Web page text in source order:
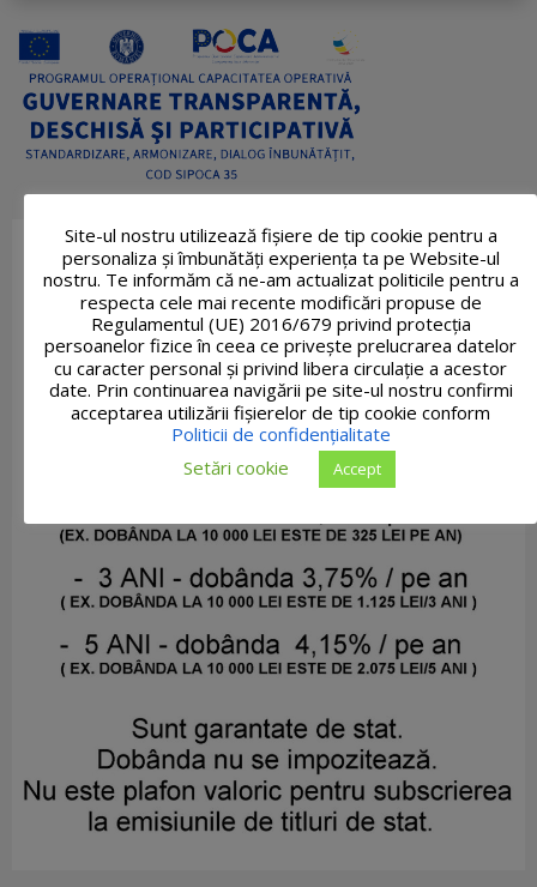
Site-ul nostru utilizează fişiere de tip cookie pentru a
personaliza și îmbunătăți experiența ta pe Website-ul
nostru. Te informăm că ne-am actualizat politicile pentru a
respecta cele mai recente modificări propuse de
Regulamentul (UE) 2016/679 privind protecția
persoanelor fizice în ceea ce privește prelucrarea datelor
cu caracter personal și privind libera circulație a acestor
date. Prin continuarea navigării pe site-ul nostru confirmi
acceptarea utilizării fişierelor de tip cookie conform
Politicii de confidențialitate
Setări cookie
Accept